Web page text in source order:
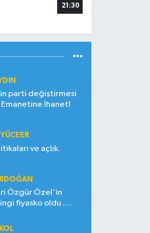
21:30
parti değiştirmesi
Emanetine İhanet!
ve açlık.
Özgür Özel'in
fiyasko oldu .